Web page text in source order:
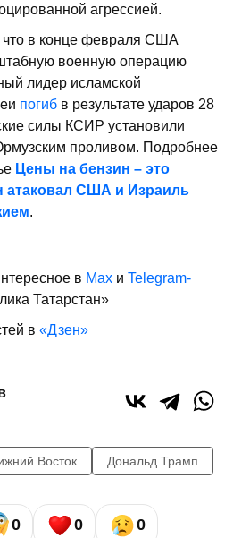
агрессией.
в конце февраля США
военную операцию
лидер исламской
погиб в результате ударов 28
силы КСИР установили
проливом. Подробнее
Цены на бензин – это
атаковал США и Израиль
.
в Max и Telegram-
Татарстан»
в «Дзен»
Восток Дональд Трамп
0 0 0